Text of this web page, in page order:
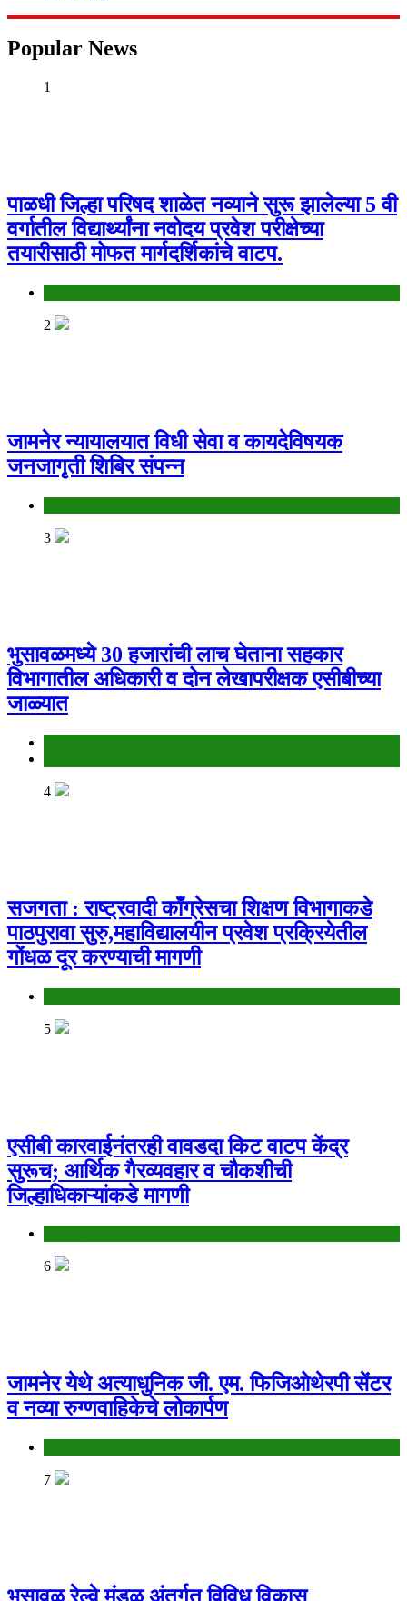
Popular News
1
पाळधी जिल्हा परिषद शाळेत नव्याने सुरू झालेल्या 5 वी
वर्गातील विद्यार्थ्यांना नवोदय प्रवेश परीक्षेच्या
तयारीसाठी मोफत मार्गदर्शिकांचे वाटप.
2
जामनेर न्यायालयात विधी सेवा व कायदेविषयक
जनजागृती शिबिर संपन्न
3
भुसावळमध्ये 30 हजारांची लाच घेताना सहकार
विभागातील अधिकारी व दोन लेखापरीक्षक एसीबीच्या
जाळ्यात
4
सजगता : राष्ट्रवादी काँग्रेसचा शिक्षण विभागाकडे
पाठपुरावा सुरु,महाविद्यालयीन प्रवेश प्रक्रियेतील
गोंधळ दूर करण्याची मागणी
5
एसीबी कारवाईनंतरही वावडदा किट वाटप केंद्र
सुरूच; आर्थिक गैरव्यवहार व चौकशीची
जिल्हाधिकाऱ्यांकडे मागणी
6
जामनेर येथे अत्याधुनिक जी. एम. फिजिओथेरपी सेंटर
व नव्या रुग्णवाहिकेचे लोकार्पण
7